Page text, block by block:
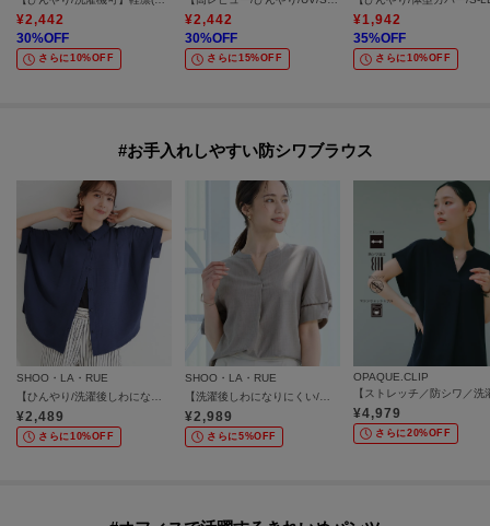
¥2,442
30%OFF
さらに10%OFF
¥2,442
30%OFF
さらに15%OFF
¥1,942
35%OFF
さらに10%OFF
#お手入れしやすい防シワブラウス
SHOO・LA・RUE
¥2,489
さらに10%OFF
SHOO・LA・RUE
¥2,989
さらに5%OFF
OPAQUE.CLIP
¥4,979
さらに20%OFF